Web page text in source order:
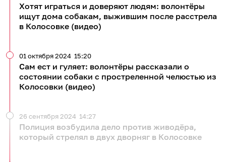
Хотят играться и доверяют людям: волонтёры
ищут дома собакам, выжившим после расстрела
в Колосовке (видео)
Сам ест и гуляет: волонтёры рассказали о
состоянии собаки с простреленной челюстью из
Колосовки (видео)
01 октября 2024 15:20
Полиция возбудила дело против живодёра,
который стрелял в двух дворняг в Колосовке
26 сентября 2024 14:27